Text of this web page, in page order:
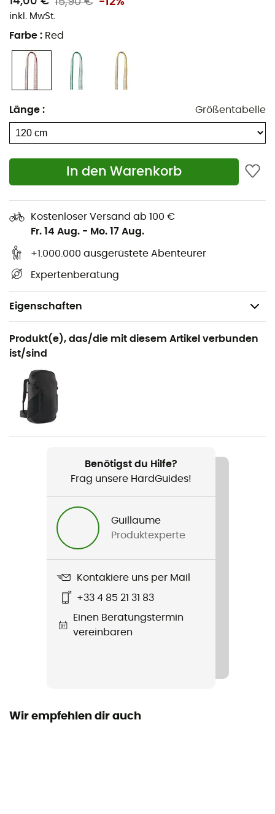
inkl. MwSt.
Farbe : Red
Länge : Größentabelle
In den Warenkorb
Kostenloser Versand ab 100 €
Fr. 14 Aug. - Mo. 17 Aug.
+1.000.000 ausgerüstete Abenteurer
Expertenberatung
Eigenschaften
Geeignet für
Klettern / Mehrseillängen-Klettern / Bergsteigen
Gewicht
10 g (24 cm) / 20 g (60 cm) / 40 g (120 cm)
Produkt
St'Anneau
Polyéthylène, Polyamide, Polyester
Origine Européenne Garantie
24 / 60 / 120 cm
Produkt(e), das/die mit diesem Artikel verbunden
ist/sind
Benötigst du Hilfe?
Frag unsere HardGuides!
Guillaume
Produktexperte
Kontakiere uns per Mail
+33 4 85 21 31 83
Einen Beratungstermin
vereinbaren
Wir empfehlen dir auch